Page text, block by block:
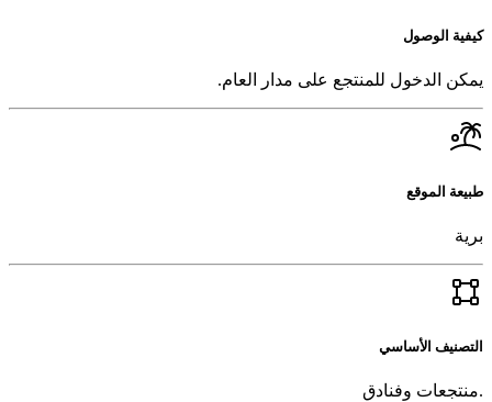
كيفية الوصول
يمكن الدخول للمنتجع على مدار العام.
طبيعة الموقع
برية
التصنيف الأساسي
.منتجعات وفنادق